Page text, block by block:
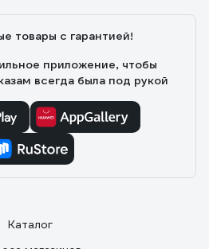
товары с гарантией!
приложение, чтобы
всегда была под рукой
Каталог